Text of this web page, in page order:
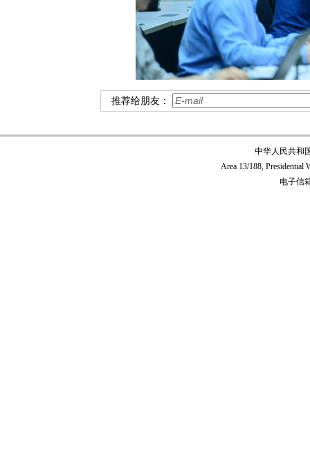
推荐给朋友：
中华人民共和
Area 13/188, Presidential
电子信